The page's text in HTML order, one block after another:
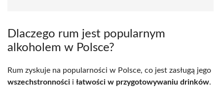
Dlaczego rum jest popularnym
alkoholem w Polsce?
Rum zyskuje na popularności w Polsce, co jest zasługą jego
wszechstronności i łatwości w przygotowywaniu drinków.